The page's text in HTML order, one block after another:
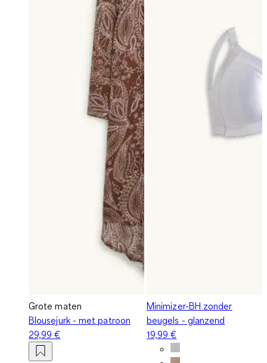
Grote maten
Blousejurk - met patroon
29,99 €
Minimizer-BH zonder
beugels - glanzend
19,99 €